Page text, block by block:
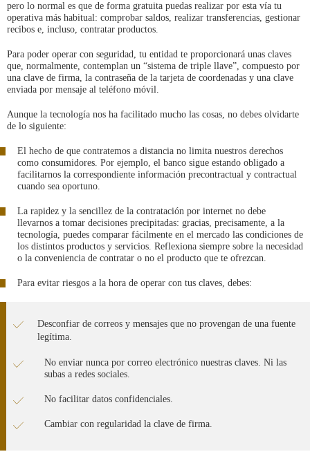
pero lo normal es que de forma gratuita puedas realizar por esta vía tu
operativa más habitual: comprobar saldos, realizar transferencias, gestionar
recibos e, incluso, contratar productos.
Para poder operar con seguridad, tu entidad te proporcionará unas claves
que, normalmente, contemplan un “sistema de triple llave”, compuesto por
una clave de firma, la contraseña de la tarjeta de coordenadas y una clave
enviada por mensaje al teléfono móvil.
Aunque la tecnología nos ha facilitado mucho las cosas, no debes olvidarte
de lo siguiente:
El hecho de que contratemos a distancia no limita nuestros derechos
como consumidores. Por ejemplo, el banco sigue estando obligado a
facilitarnos la correspondiente información precontractual y contractual
cuando sea oportuno.
La rapidez y la sencillez de la contratación por internet no debe
llevarnos a tomar decisiones precipitadas: gracias, precisamente, a la
tecnología, puedes comparar fácilmente en el mercado las condiciones de
los distintos productos y servicios. Reflexiona siempre sobre la necesidad
o la conveniencia de contratar o no el producto que te ofrezcan.
Para evitar riesgos a la hora de operar con tus claves, debes:
Desconfiar de correos y mensajes que no provengan de una fuente
legítima.
No enviar nunca por correo electrónico nuestras claves. Ni las
subas a redes sociales.
No facilitar datos confidenciales.
Cambiar con regularidad la clave de firma.